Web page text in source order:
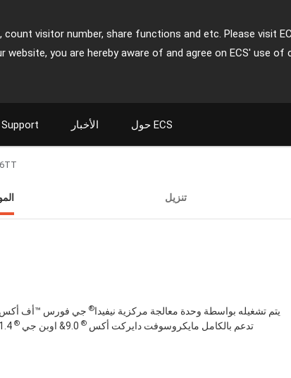
visitor number, share functions and etc. Please visit
you are hereby aware of and agree on ECS' use of
Support الأخبار حول ECS
تنزيل
يتم تشغيله بواسطة وحدة معالجة مركزية نيفيدا® جي فورس ™أف أكس
تدعم بالكامل مايكروسوفت دايركت أكس ®
®